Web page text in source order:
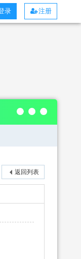
录 注册
返回列表